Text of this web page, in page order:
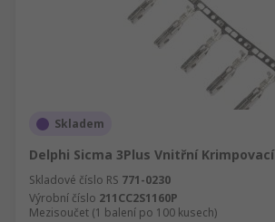
Skladem
Delphi Sicma 3Plus Vnitřní Krimpovací
Skladové číslo RS 771-0230
Výrobní číslo 211CC2S1160P
Mezisoučet (1 balení po 100 kusech)